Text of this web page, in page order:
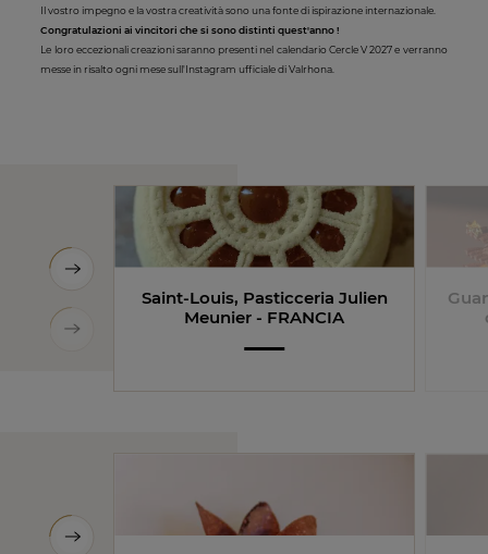
Il vostro impegno e la vostra creatività sono una fonte di ispirazione internazionale.​
Congratulazioni ai vincitori che si sono distinti quest'anno !
Le loro eccezionali creazioni saranno presenti nel calendario Cercle V 2027 e verranno
messe in risalto ogni mese sull'Instagram ufficiale di Valrhona.
Saint-Louis, Pasticceria Julien
Meunier - FRANCIA